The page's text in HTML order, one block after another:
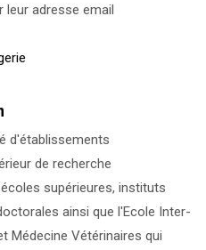
leur adresse email
d'établissements
de recherche
supérieures, instituts
ainsi que l'Ecole Inter-
Médecine Vétérinaires qui